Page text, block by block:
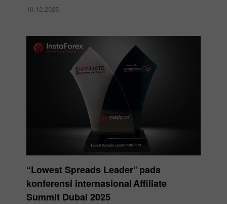
10.12.2025
“Lowest Spreads Leader” pada
konferensi internasional Affiliate
Summit Dubai 2025